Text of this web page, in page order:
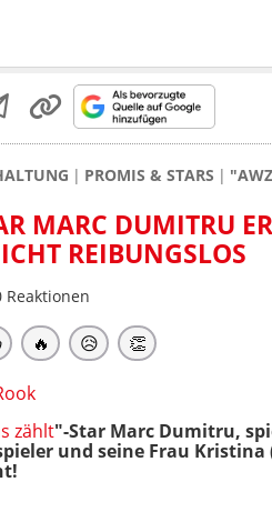
PROMIS & STARS
MARC DUMITRU
REIBUNGSLOS
Reaktionen
🔥 😥 👏
zählt"-Star Marc Dumitru,
und seine Frau